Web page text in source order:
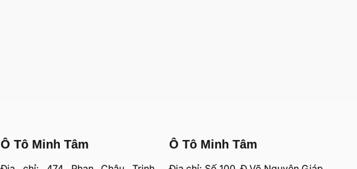
Ô Tô Minh Tâm Ô Tô Minh Tâm